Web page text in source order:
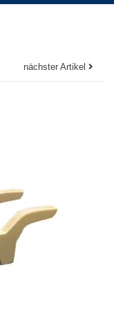
nächster Artikel